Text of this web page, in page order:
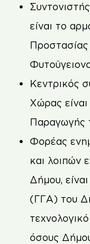
είναι το
Κεντρικός
Χώρας
Παραγωγής
Φορέας
και λοιπών
Δήμου,
(ΓΓΑ) του
όσους